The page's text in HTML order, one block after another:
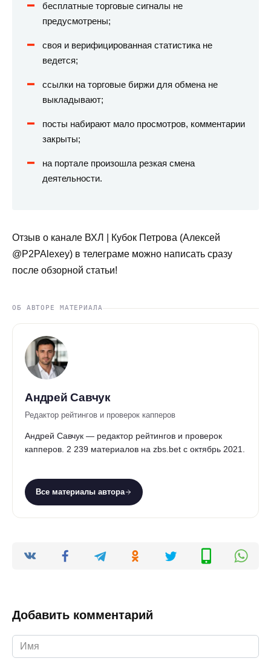
бесплатные торговые сигналы не
предусмотрены;
своя и верифицированная статистика не
ведется;
ссылки на торговые биржи для обмена не
выкладывают;
посты набирают мало просмотров, комментарии
закрыты;
на портале произошла резкая смена
деятельности.
Отзыв о канале ВХЛ | Кубок Петрова (Алексей
@P2PAlexey) в телеграме можно написать сразу
после обзорной статьи!
ОБ АВТОРЕ МАТЕРИАЛА
Андрей Савчук
Редактор рейтингов и проверок капперов
Андрей Савчук — редактор рейтингов и проверок
капперов. 2 239 материалов на zbs.bet с октябрь 2021.
Все материалы автора
Добавить комментарий
Имя
*